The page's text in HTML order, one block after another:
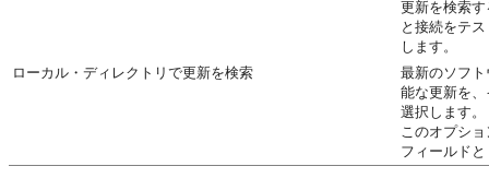
更新を検索
と接続をテ
します。
ローカル・ディレクトリで更新を検索
最新のソフ
能な更新を
選択します。
このオプシ
フィールドと